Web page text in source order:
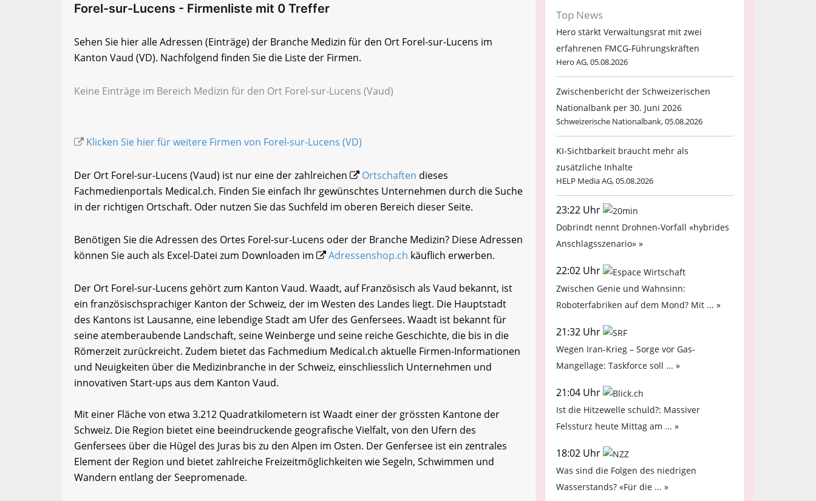
Forel-sur-Lucens - Firmenliste mit 0 Treffer
Sehen Sie hier alle Adressen (Einträge) der Branche Medizin für den Ort Forel-sur-Lucens im
Kanton Vaud (VD). Nachfolgend finden Sie die Liste der Firmen.
Keine Einträge im Bereich Medizin für den Ort Forel-sur-Lucens (Vaud)
Klicken Sie hier für weitere Firmen von Forel-sur-Lucens (VD)
Der Ort Forel-sur-Lucens (Vaud) ist nur eine der zahlreichen Ortschaften dieses
Fachmedienportals Medical.ch. Finden Sie einfach Ihr gewünschtes Unternehmen durch die Suche
in der richtigen Ortschaft. Oder nutzen Sie das Suchfeld im oberen Bereich dieser Seite.
Benötigen Sie die Adressen des Ortes Forel-sur-Lucens oder der Branche Medizin? Diese Adressen
können Sie auch als Excel-Datei zum Downloaden im
Adressenshop.ch käuflich erwerben.
Der Ort Forel-sur-Lucens gehört zum Kanton Vaud. Waadt, auf Französisch als Vaud bekannt, ist
ein französischsprachiger Kanton der Schweiz, der im Westen des Landes liegt. Die Hauptstadt
des Kantons ist Lausanne, eine lebendige Stadt am Ufer des Genfersees. Waadt ist bekannt für
seine atemberaubende Landschaft, seine Weinberge und seine reiche Geschichte, die bis in die
Römerzeit zurückreicht. Zudem bietet das Fachmedium Medical.ch aktuelle Firmen-Informationen
und Neuigkeiten über die Medizinbranche in der Schweiz, einschliesslich Unternehmen und
innovativen Start-ups aus dem Kanton Vaud.
Mit einer Fläche von etwa 3.212 Quadratkilometern ist Waadt einer der grössten Kantone der
Schweiz. Die Region bietet eine beeindruckende geografische Vielfalt, von den Ufern des
Genfersees über die Hügel des Juras bis zu den Alpen im Osten. Der Genfersee ist ein zentrales
Element der Region und bietet zahlreiche Freizeitmöglichkeiten wie Segeln, Schwimmen und
Wandern entlang der Seepromenade.
Top News
Hero stärkt Verwaltungsrat mit zwei
erfahrenen FMCG-Führungskräften
Hero AG, 05.08.2026
Zwischenbericht der Schweizerischen
Nationalbank per 30. Juni 2026
Schweizerische Nationalbank, 05.08.2026
KI-Sichtbarkeit braucht mehr als
zusätzliche Inhalte
HELP Media AG, 05.08.2026
23:22 Uhr
Dobrindt nennt Drohnen-Vorfall «hybrides
Anschlagsszenario» »
22:02 Uhr
Zwischen Genie und Wahnsinn:
Roboterfabriken auf dem Mond? Mit ... »
21:32 Uhr
Wegen Iran-Krieg – Sorge vor Gas-
Mangellage: Taskforce soll ... »
21:04 Uhr
Ist die Hitzewelle schuld?: Massiver
Felssturz heute Mittag am ... »
18:02 Uhr
Was sind die Folgen des niedrigen
Wasserstands? «Für die ... »